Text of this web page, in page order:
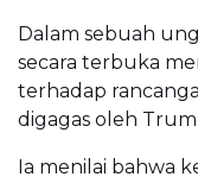
Dalam sebuah
secara terbuka
terhadap
digagas oleh
Ia menilai bahwa